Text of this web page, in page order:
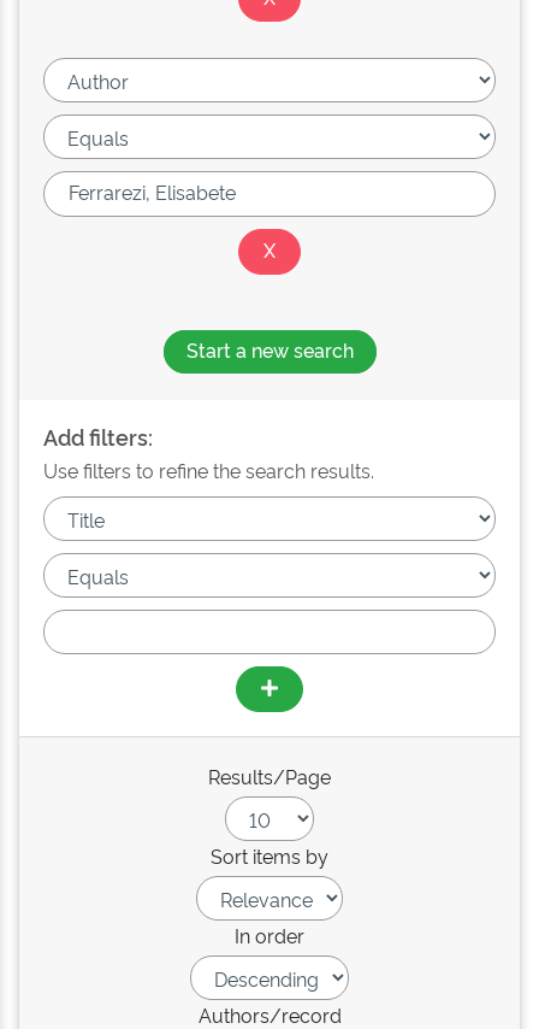
Start a new search
Add filters:
Use filters to refine the search results.
Results/Page
Sort items by
In order
Authors/record